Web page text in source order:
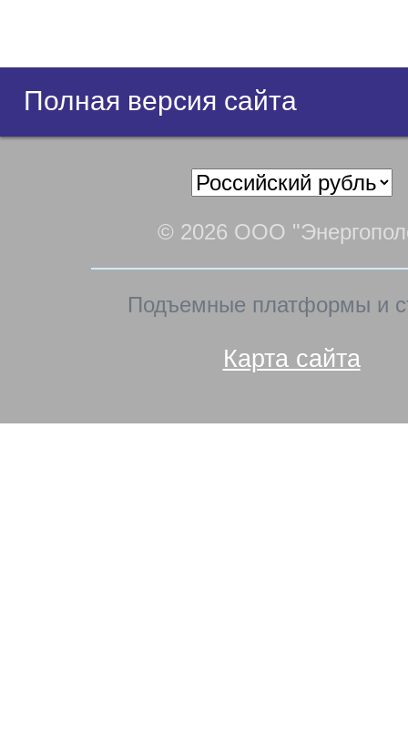
Полная версия сайта
© 2026 ООО
Подъемные платформы и
Карта сайта